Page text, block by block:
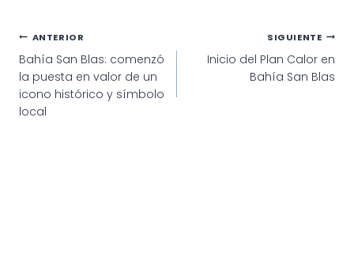
Navegación
de
entradas
ANTERIOR
Bahía San Blas: comenzó
la puesta en valor de un
icono histórico y símbolo
local
SIGUIENTE
Inicio del Plan Calor en
Bahía San Blas